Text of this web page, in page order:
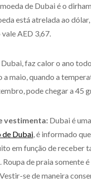
de Dubai é o
está atrelada ao
AED 3,67.
faz calor o ano
a maio, quando a
pode chegar a 45
vestimenta: Dubai é
de Dubai, é informado
em função de receber
Roupa de praia somente
se de maneira